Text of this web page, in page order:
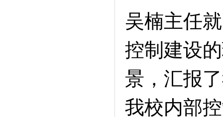
吴楠主任
控制建设
景，汇报
我校内部